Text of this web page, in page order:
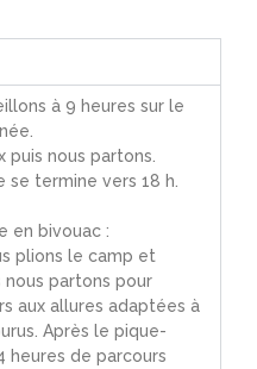
à 9 heures sur le
puis nous partons.
se termine vers 18 h.
en bivouac :
plions le camp et
nous partons pour
aux allures adaptées à
Après le pique-
heures de parcours